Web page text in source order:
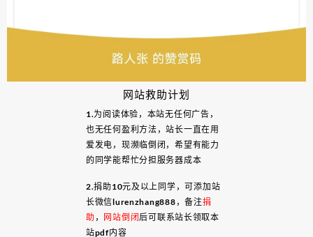
网站救助计划
1.为阅读体验，本站无任何广告，
也无任何盈利方法，站长一直在用
爱发电，现濒临倒闭，希望有能力
的同学能帮忙分担服务器成本
2.捐助10元及以上同学，可添加站
长微信lurenzhang888，备注捐
助 ， 网站倒闭后可联系站长领取本
站pdf内容